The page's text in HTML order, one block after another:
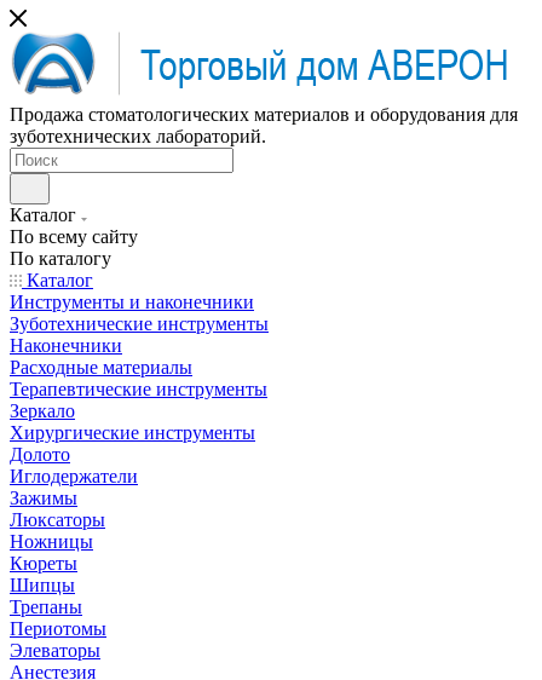
Продажа стоматологических материалов и оборудования для
зуботехнических лабораторий.
Каталог
По всему сайту
По каталогу
Каталог
Инструменты и наконечники
Зуботехнические инструменты
Наконечники
Расходные материалы
Терапевтические инструменты
Зеркало
Хирургические инструменты
Долото
Иглодержатели
Зажимы
Люксаторы
Ножницы
Кюреты
Шипцы
Трепаны
Периотомы
Элеваторы
Анестезия